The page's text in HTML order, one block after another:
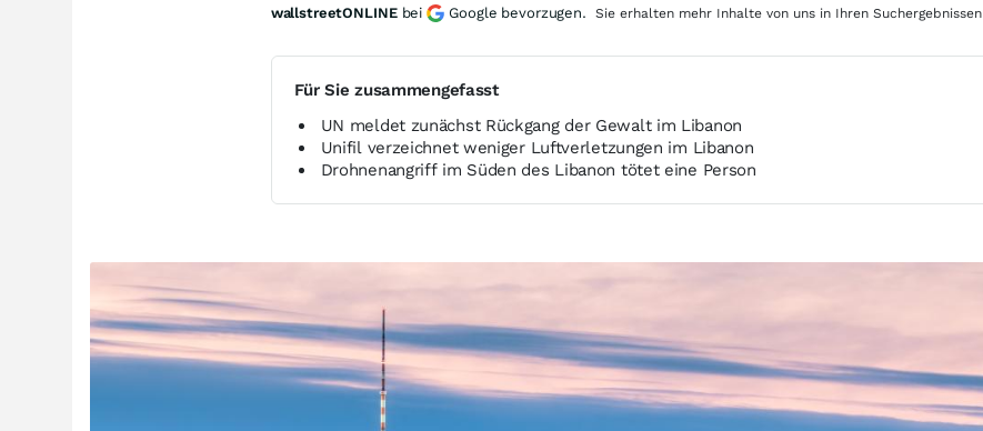
Für Sie zusammengefasst
UN meldet zunächst Rückgang der Gewalt im Libanon
Unifil verzeichnet weniger Luftverletzungen im Libanon
Drohnenangriff im Süden des Libanon tötet eine Person
wallstreetONLINE bei Google bevorzugen. Sie erhalten mehr Inhalte von uns in Ihren Suchergebnissen